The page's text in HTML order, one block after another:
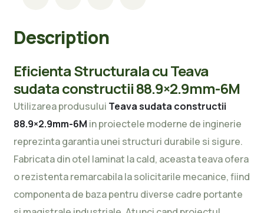
Description
Eficienta Structurala cu Teava
sudata constructii 88.9×2.9mm-6M
Utilizarea produsului Teava sudata constructii
88.9×2.9mm-6M in proiectele moderne de inginerie
reprezinta garantia unei structuri durabile si sigure.
Fabricata din otel laminat la cald, aceasta teava ofera
o rezistenta remarcabila la solicitarile mecanice, fiind
componenta de baza pentru diverse cadre portante